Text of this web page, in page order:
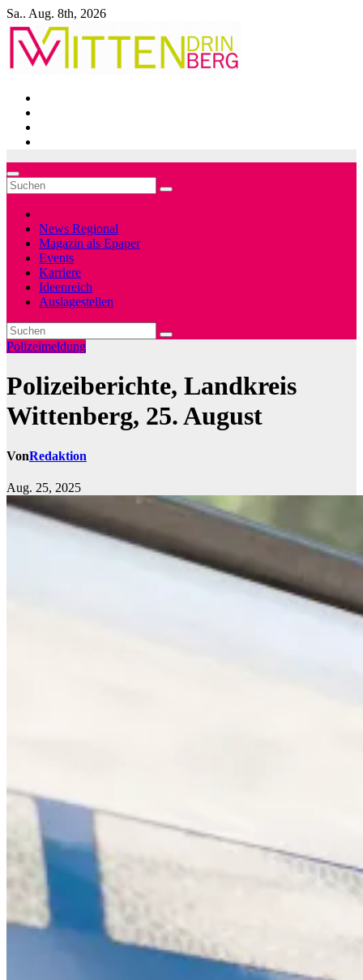
Zum
Inhalt
springen
Sa.. Aug. 8th, 2026
News Regional
Magazin als Epaper
Events
Karriere
Ideenreich
Auslagestellen
Polizeimeldung
Polizeiberichte, Landkreis
Wittenberg, 25. August
VonRedaktion
Aug. 25, 2025